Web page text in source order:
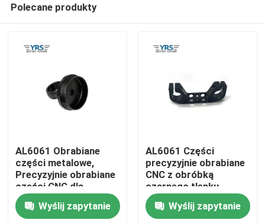
Produkty
O nas
Polecane produkty
AL6061 Obrabiane
części metalowe,
Precyzyjnie obrabiane
części CNC dla
przemysłu automatyki
Wyślij zapytanie
AL6061 Części
precyzyjnie obrabiane
CNC z obróbką
czarnego tlenku
Wyślij zapytanie